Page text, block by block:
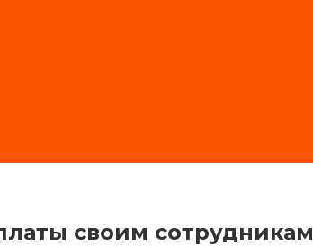
своим сотрудникам